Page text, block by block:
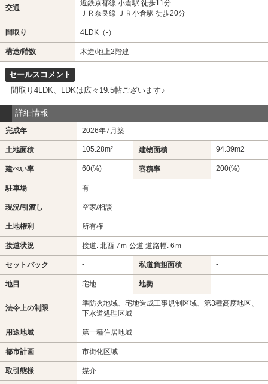
交通
近鉄京都線 小倉駅 徒歩11分
ＪＲ奈良線 ＪＲ小倉駅 徒歩20分
間取り 4LDK（-）
構造/階数 木造/地上2階建
セールスコメント
間取り4LDK、LDKは広々19.5帖ございます♪
詳細情報
完成年 2026年7月築
土地面積 105.28m² 建物面積 94.39m2
建ぺい率 60(%) 容積率 200(%)
駐車場 有
現況/引渡し 空家/相談
土地権利 所有権
接道状況 接道: 北西 7ｍ 公道 道路幅: 6ｍ
セットバック - 私道負担面積 -
地目 宅地 地勢
法令上の制限
準防火地域、宅地造成工事規制区域、第3種高度地区、
下水道処理区域
用途地域 第一種住居地域
都市計画 市街化区域
取引態様 媒介